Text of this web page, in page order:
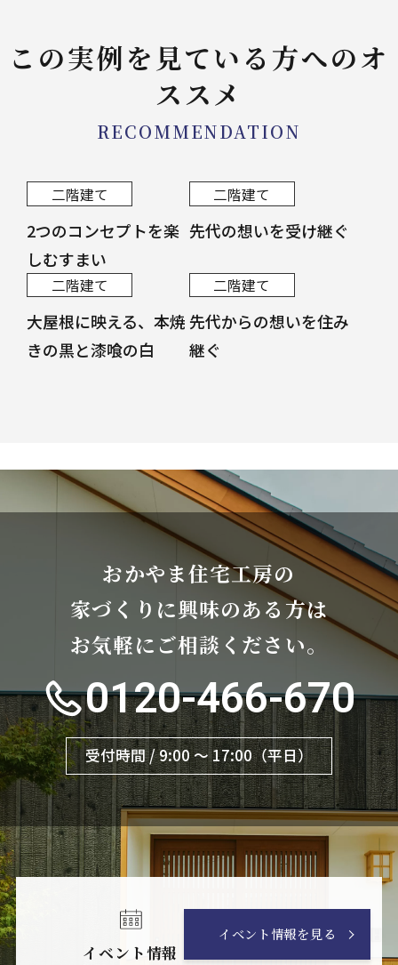
この実例を見ている方へのオ
ススメ
RECOMMENDATION
二階建て
2つのコンセプトを楽
しむすまい
二階建て
先代の想いを受け継ぐ
二階建て
大屋根に映える、本焼
きの黒と漆喰の白
二階建て
先代からの想いを住み
継ぐ
おかやま住宅工房の
家づくりに興味のある方は
お気軽にご相談ください。
0120-466-670
受付時間 / 9:00 〜 17:00（平日）
イベント情報
イベント情報を見る